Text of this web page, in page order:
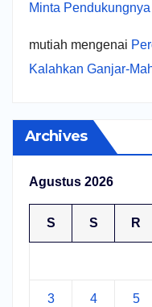
Minta
mutiah mengenai
Kalahkan Ganjar-
Archives
Agustus 2026
S S R
3 4 5